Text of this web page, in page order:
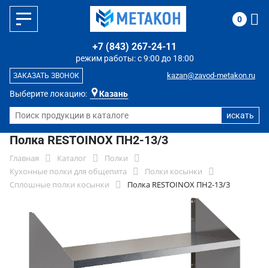
Выберите локацию: Казань
режим работы: с 9:00 до 18:00
+7 (843) 267-24-11
kazan@zavod-metakon.ru
ЗАКАЗАТЬ ЗВОНОК
0
Полка RESTOINOX ПН2-13/3
Главная Каталог
Полки
Кухонные полки для общепита
Полки косынки
Сплошные полки косынки
Полка RESTOINOX ПН2-13/3